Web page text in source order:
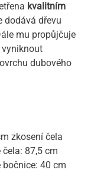
kvalitním
dodává dřevu
mu propůjčuje
vyniknout
dubového
zkosení čela
87,5 cm
bočnice: 40 cm